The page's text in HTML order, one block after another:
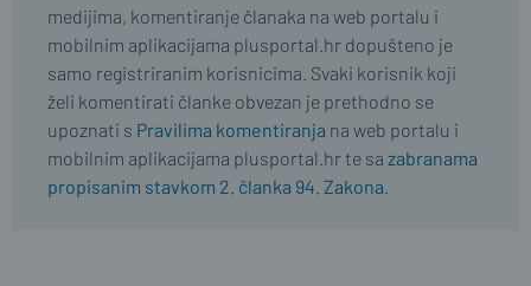
medijima, komentiranje članaka na web portalu i
mobilnim aplikacijama plusportal.hr dopušteno je
samo registriranim korisnicima. Svaki korisnik koji
želi komentirati članke obvezan je prethodno se
upoznati s Pravilima komentiranja na web portalu i
mobilnim aplikacijama plusportal.hr te sa zabranama
propisanim stavkom 2. članka 94. Zakona.